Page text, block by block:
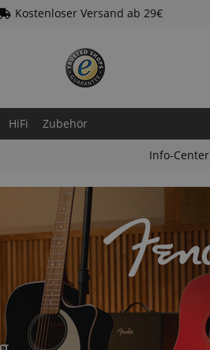
Kostenloser Versand ab 29€
HiFi Zubehör
Info-Center